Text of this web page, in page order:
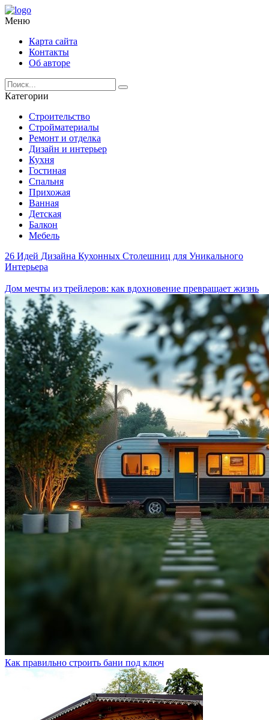
Меню
Карта сайта
Контакты
Об авторе
Категории
Строительство
Стройматериалы
Ремонт и отделка
Дизайн и интерьер
Кухня
Гостиная
Спальня
Прихожая
Ванная
Детская
Балкон
Мебель
26 Идей Дизайна Кухонных Столешниц для Уникального
Интерьера
Дом мечты из трейлеров: как вдохновение превращает жизнь
Как правильно строить бани под ключ